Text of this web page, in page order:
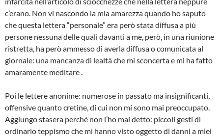
c’erano. Non vi nascondo la mia amarezza quando ho saputo
che questa lettera “personale” era però stata diffusa a più
persone nessuna delle quali davanti a me, però, in una riunione
ristretta, ha però ammesso di averla diffusa o comunicata al
giornale: una mancanza di lealtà che mi sconcerta e mi ha fatto
amaramente meditare .
Poi le lettere anonime: numerose in passato ma insignificanti,
offensive quanto cretine, di cui non mi sono mai preoccupato.
Aggiungo stasera perché non l’ho mai detto: piccoli gesti di
ordinario teppismo che mi hanno visto oggetto di danni a miei